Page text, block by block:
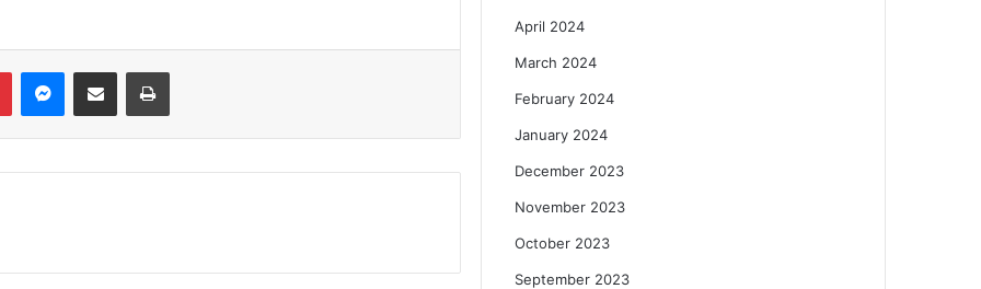
April 2024
March 2024
February 2024
January 2024
December 2023
November 2023
October 2023
September 2023